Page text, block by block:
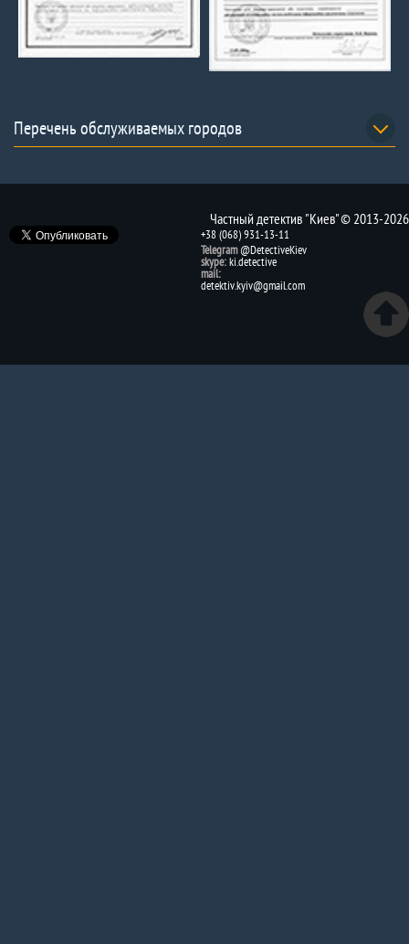
Перечень обслуживаемых городов
Частный детектив "Киев" © 2013-2026
+38 (068) 931-13-11
Telegram @DetectiveKiev
skype:ki.detective
mail:
detektiv.kyiv@gmail.com